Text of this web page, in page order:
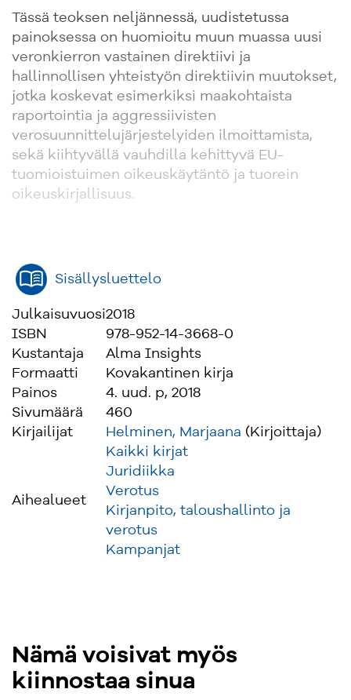
Tässä teoksen neljännessä, uudistetussa
painoksessa on huomioitu muun muassa uusi
veronkierron vastainen direktiivi ja
hallinnollisen yhteistyön direktiivin muutokset,
jotka koskevat esimerkiksi maakohtaista
raportointia ja aggressiivisten
verosuunnittelujärjestelyiden ilmoittamista,
sekä kiihtyvällä vauhdilla kehittyvä EU-
tuomioistuimen oikeuskäytäntö ja tuorein
oikeuskirjallisuus.
Sisällysluettelo
Julkaisuvuosi2018
ISBN
978-952-14-3668-0
Kustantaja
Alma Insights
Formaatti
Kovakantinen kirja
Painos
4. uud. p, 2018
Sivumäärä
460
Kirjailijat
Helminen, Marjaana (Kirjoittaja)
Aihealueet
Kaikki kirjat
Juridiikka
Verotus
Kirjanpito, taloushallinto ja
verotus
Kampanjat
Nämä voisivat myös
kiinnostaa sinua